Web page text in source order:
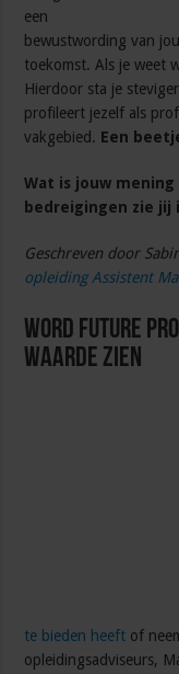
een
bewustwording van
toekomst. Als je weet
Hierdoor sta je
profileert jezelf als
vakgebied. Een
Wat is jouw mening
bedreigingen zie jij
Geschreven door
opleiding Assistent
Word future
waarde zien
te bieden heeft of
opleidingsadviseurs,